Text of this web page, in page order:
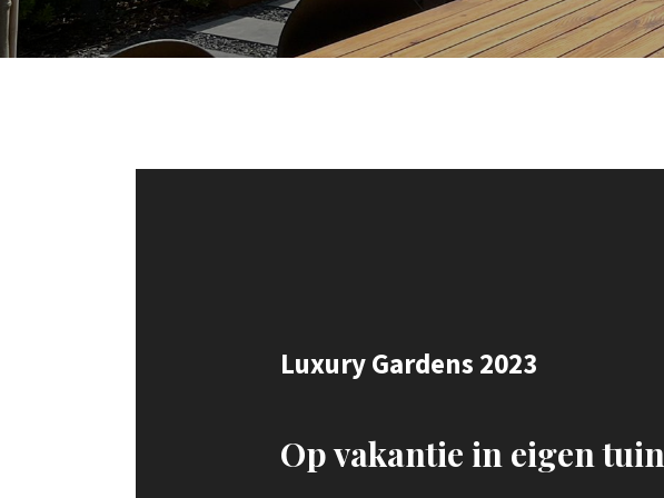
Luxury Gardens 2023
Op vakantie in eigen tuin